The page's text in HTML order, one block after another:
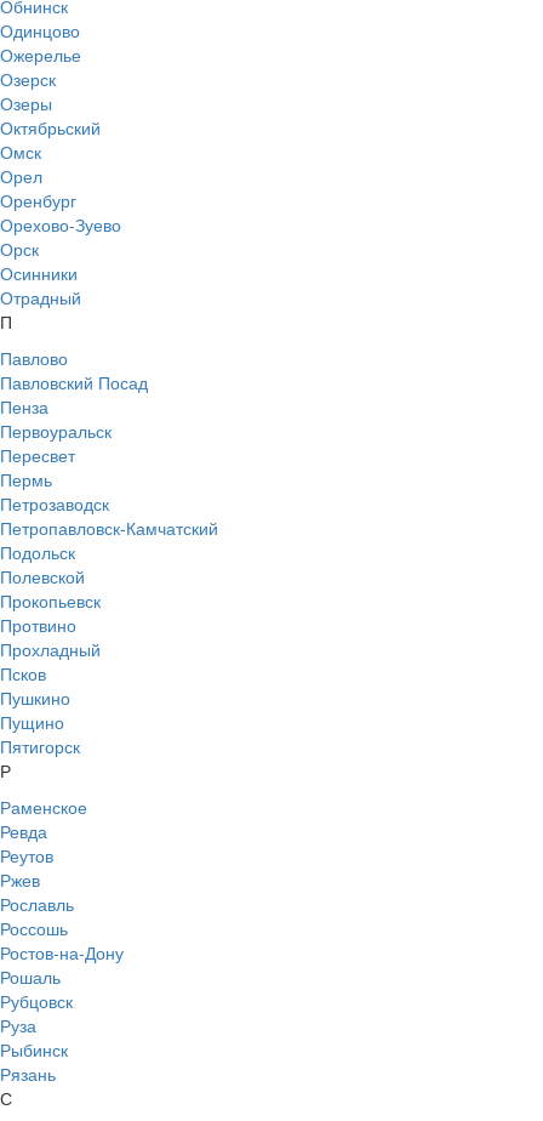
Обнинск
Одинцово
Ожерелье
Озерск
Озеры
Октябрьский
Омск
Орел
Оренбург
Орехово-Зуево
Орск
Осинники
Отрадный
П
Павлово
Павловский Посад
Пенза
Первоуральск
Пересвет
Пермь
Петрозаводск
Петропавловск-Камчатский
Подольск
Полевской
Прокопьевск
Протвино
Прохладный
Псков
Пушкино
Пущино
Пятигорск
Р
Раменское
Ревда
Реутов
Ржев
Рославль
Россошь
Ростов-на-Дону
Рошаль
Рубцовск
Руза
Рыбинск
Рязань
С